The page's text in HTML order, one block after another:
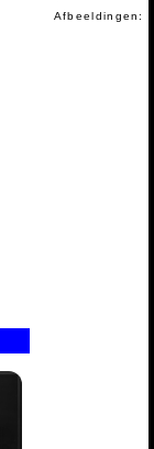
Afbeeldingen: